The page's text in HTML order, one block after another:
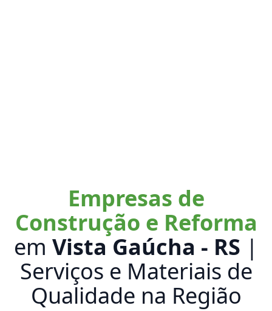
Empresas de
Construção e Reforma
em Vista Gaúcha - RS |
Serviços e Materiais de
Qualidade na Região